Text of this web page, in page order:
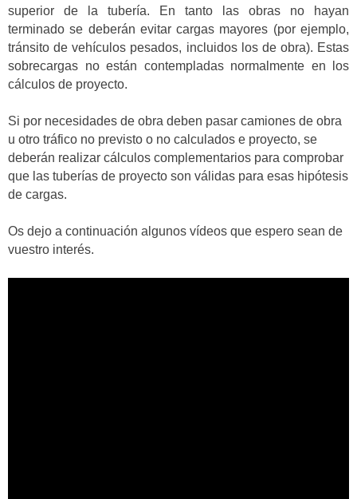
superior de la tubería. En tanto las obras no hayan
terminado se deberán evitar cargas mayores (por ejemplo,
tránsito de vehículos pesados, incluidos los de obra). Estas
sobrecargas no están contempladas normalmente en los
cálculos de proyecto.
Si por necesidades de obra deben pasar camiones de obra
u otro tráfico no previsto o no calculados e proyecto, se
deberán realizar cálculos complementarios para comprobar
que las tuberías de proyecto son válidas para esas hipótesis
de cargas.
Os dejo a continuación algunos vídeos que espero sean de
vuestro interés.